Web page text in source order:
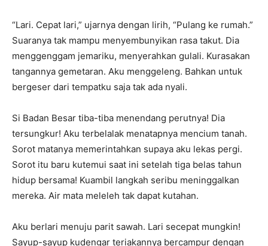
“Lari. Cepat lari,” ujarnya dengan lirih, “Pulang ke rumah.”
Suaranya tak mampu menyembunyikan rasa takut. Dia
menggenggam jemariku, menyerahkan gulali. Kurasakan
tangannya gemetaran. Aku menggeleng. Bahkan untuk
bergeser dari tempatku saja tak ada nyali.
Si Badan Besar tiba-tiba menendang perutnya! Dia
tersungkur! Aku terbelalak menatapnya mencium tanah.
Sorot matanya memerintahkan supaya aku lekas pergi.
Sorot itu baru kutemui saat ini setelah tiga belas tahun
hidup bersama! Kuambil langkah seribu meninggalkan
mereka. Air mata meleleh tak dapat kutahan.
Aku berlari menuju parit sawah. Lari secepat mungkin!
Sayup-sayup kudengar teriakannya bercampur dengan